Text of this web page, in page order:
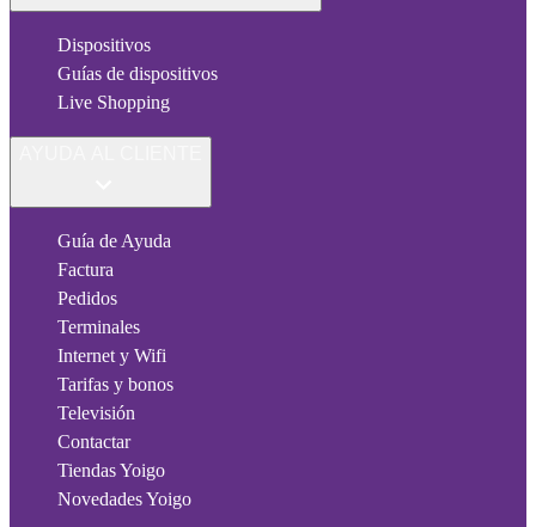
Dispositivos
Guías de dispositivos
Live Shopping
Guía de Ayuda
Factura
Pedidos
Terminales
Internet y Wifi
Tarifas y bonos
Televisión
Contactar
Tiendas Yoigo
Novedades Yoigo